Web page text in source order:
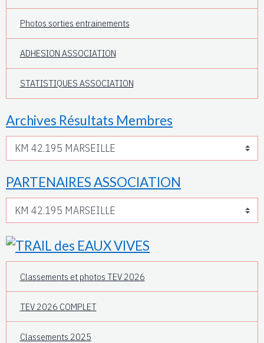
Photos sorties entrainements
ADHESION ASSOCIATION
STATISTIQUES ASSOCIATION
Archives Résultats Membres
PARTENAIRES ASSOCIATION
Classements et photos TEV 2026
TEV 2026 COMPLET
Classements 2025